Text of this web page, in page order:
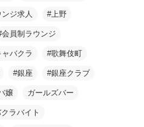
ジ求人 #上野
会員制ラウンジ
バクラ #歌舞伎町
#銀座 #銀座クラブ
嬢 ガールズバー
ラバイト